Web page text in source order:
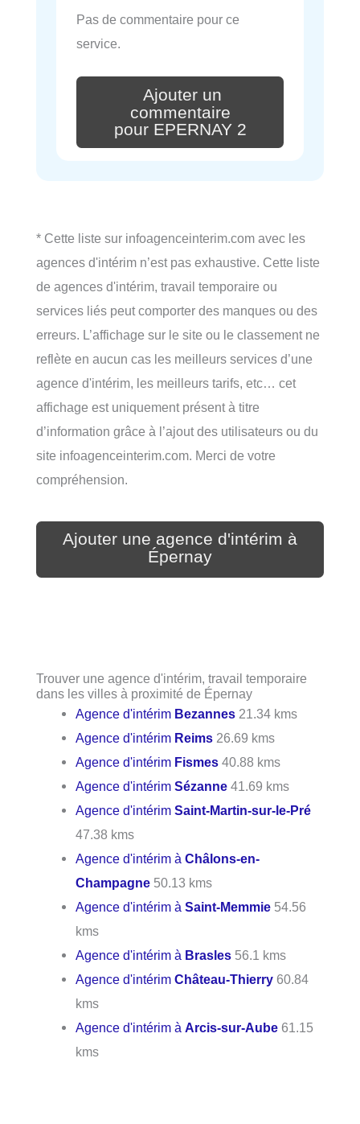
Pas de commentaire pour ce
service.
Ajouter un
commentaire
pour EPERNAY 2
* Cette liste sur infoagenceinterim.com avec les
agences d'intérim n’est pas exhaustive. Cette liste
de agences d'intérim, travail temporaire ou
services liés peut comporter des manques ou des
erreurs. L’affichage sur le site ou le classement ne
reflète en aucun cas les meilleurs services d’une
agence d'intérim, les meilleurs tarifs, etc… cet
affichage est uniquement présent à titre
d’information grâce à l’ajout des utilisateurs ou du
site infoagenceinterim.com. Merci de votre
compréhension.
Ajouter une agence d'intérim à
Épernay
Trouver une agence d'intérim, travail temporaire
dans les villes à proximité de Épernay
Agence d'intérim Bezannes 21.34 kms
Agence d'intérim Reims 26.69 kms
Agence d'intérim Fismes 40.88 kms
Agence d'intérimSézanne 41.69 kms
Agence d'intérimSaint-Martin-sur-le-Pré
47.38 kms
Agence d'intérim àChâlons-en-
Champagne 50.13 kms
Agence d'intérim àSaint-Memmie 54.56
kms
Agence d'intérim à Brasles 56.1 kms
Agence d'intérimChâteau-Thierry 60.84
kms
Agence d'intérim àArcis-sur-Aube 61.15
kms